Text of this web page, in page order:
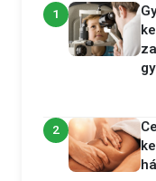
1
2